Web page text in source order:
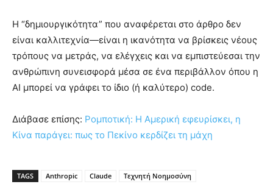
Η “δημιουργικότητα” που αναφέρεται στο άρθρο δεν
είναι καλλιτεχνία—είναι η ικανότητα να βρίσκεις νέους
τρόπους να μετράς, να ελέγχεις και να εμπιστεύεσαι την
ανθρώπινη συνεισφορά μέσα σε ένα περιβάλλον όπου η
AI μπορεί να γράφει το ίδιο (ή καλύτερο) code.
Διάβασε επίσης: Ρομποτική: Η Αμερική εφευρίσκει, η
Κίνα παράγει: πως το Πεκίνο κερδίζει τη μάχη
TAGS Anthropic Claude Τεχνητή Νοημοσύνη